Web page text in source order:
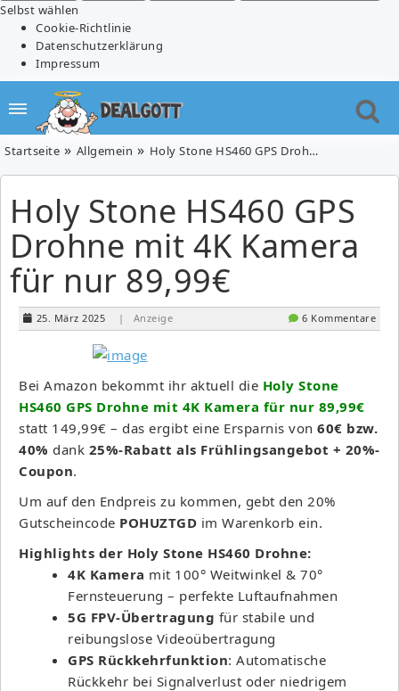
Selbst wählen
Cookie-Richtlinie
Datenschutzerklärung
Impressum
Startseite Allgemein Holy Stone HS460 GPS Drohne mit 4K Kamera für nur 89,99€
Holy Stone HS460 GPS
Drohne mit 4K Kamera
für nur 89,99€
25. März 2025 | Anzeige 6 Kommentare
Bei Amazon bekommt ihr aktuell die Holy Stone
HS460 GPS Drohne mit 4K Kamera für nur 89,99€
statt 149,99€ – das ergibt eine Ersparnis von 60€ bzw.
40% dank 25%-Rabatt als Frühlingsangebot + 20%-
Coupon.
Um auf den Endpreis zu kommen, gebt den 20%
Gutscheincode POHUZTGD im Warenkorb ein.
Highlights der Holy Stone HS460 Drohne:
4K Kamera mit 100° Weitwinkel & 70°
Fernsteuerung – perfekte Luftaufnahmen
5G FPV-Übertragung für stabile und
reibungslose Videoübertragung
GPS Rückkehrfunktion: Automatische
Rückkehr bei Signalverlust oder niedrigem